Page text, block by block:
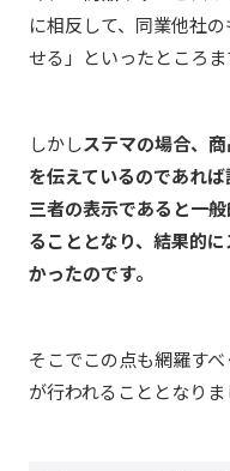
に相反して、同業他社
せる」といったところま
しかしステマの場合、
を伝えているのであれ
三者の表示であると一
ることとなり、結果的
かったのです。
そこでこの点も網羅す
が行われることとなりま